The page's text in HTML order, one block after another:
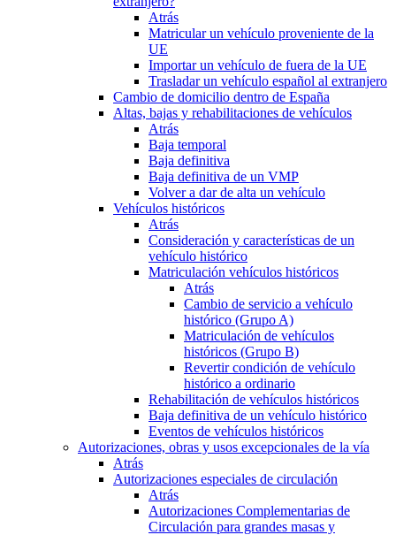
Atrás
Matricular un vehículo proveniente de la
UE
Importar un vehículo de fuera de la UE
Trasladar un vehículo español al extranjero
Cambio de domicilio dentro de España
Altas, bajas y rehabilitaciones de vehículos
Atrás
Baja temporal
Baja definitiva
Baja definitiva de un VMP
Volver a dar de alta un vehículo
Vehículos históricos
Atrás
Consideración y características de un
vehículo histórico
Matriculación vehículos históricos
Atrás
Cambio de servicio a vehículo
histórico (Grupo A)
Matriculación de vehículos
históricos (Grupo B)
Revertir condición de vehículo
histórico a ordinario
Rehabilitación de vehículos históricos
Baja definitiva de un vehículo histórico
Eventos de vehículos históricos
Autorizaciones, obras y usos excepcionales de la vía
Atrás
Autorizaciones especiales de circulación
Atrás
Autorizaciones Complementarias de
Circulación para grandes masas y